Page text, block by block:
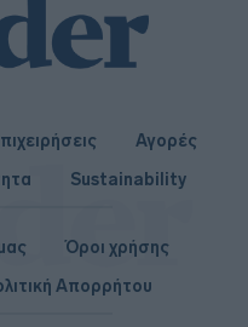
Αγορές
Sustainability
Όροι χρήσης
Απορρήτου